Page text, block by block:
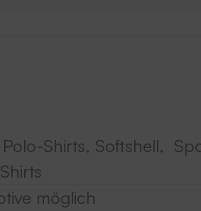
Shirts, Softshell,
möglich